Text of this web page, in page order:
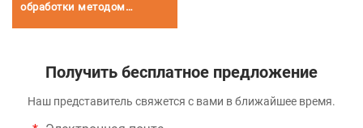
обработки методом
Получить бесплатное предложение
Наш представитель свяжется с вами в ближайшее время.